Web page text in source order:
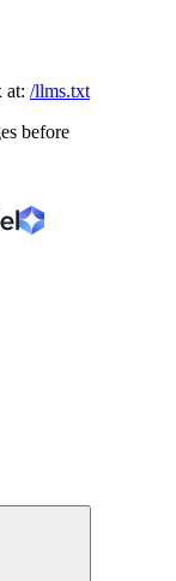
at: /llms.txt
before